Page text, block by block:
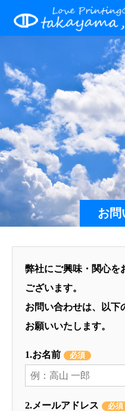
お問
弊社にご興味・関心を
ございます。
お問い合わせは、以下
お願いいたします。
1.お名前 必須
2.メールアドレス 必須